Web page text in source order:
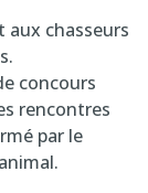
aux chasseurs
concours
rencontres
par le